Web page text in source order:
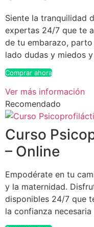
Siente la tranquilidad
expertas 24/7 que te
de tu embarazo, parto
lado dudas y miedos
Comprar ahora
Ver más información
Recomendado
Curso
– Online
Empodérate en tu
y la maternidad.
disponibles 24/7 que
la confianza